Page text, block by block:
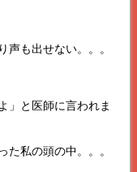
声も出せない。。。
」と医師に言われま
た私の頭の中。。。